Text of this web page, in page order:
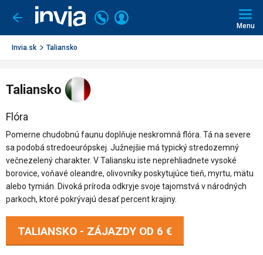
Ísť
späť
Volajte
+421
2
Prihlásiť
Menu
Invia.sk Taliansko
Taliansko
Flóra
Pomerne chudobnú faunu doplňuje neskromná flóra. Tá na severe
sa podobá stredoeurópskej. Južnejšie má typický stredozemný
večnezelený charakter. V Taliansku iste neprehliadnete vysoké
borovice, voňavé oleandre, olivovníky poskytujúce tieň, myrtu, mätu
alebo tymián. Divoká príroda odkryje svoje tajomstvá v národných
parkoch, ktoré pokrývajú desať percent krajiny.
TALIANSKO - ZÁJAZDY OD 6 €